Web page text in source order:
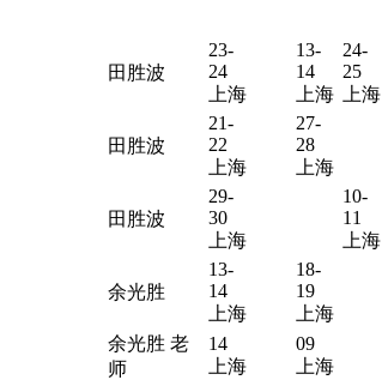
田胜波
23-
24
上海
13-
14
上海
24-
25
上海
田胜波
21-
22
上海
27-
28
上海
田胜波
29-
30
上海
10-
11
上海
余光胜
13-
14
上海
18-
19
上海
余光胜 老
师
14
上海
09
上海